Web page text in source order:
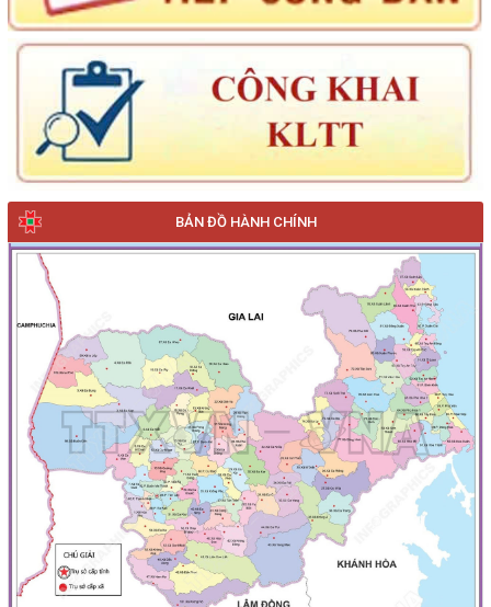
BẢN ĐỒ HÀNH CHÍNH